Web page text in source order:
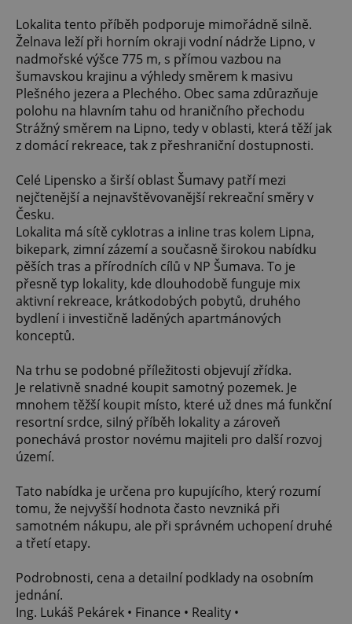
Lokalita tento příběh podporuje mimořádně silně.
Želnava leží při horním okraji vodní nádrže Lipno, v
nadmořské výšce 775 m, s přímou vazbou na
šumavskou krajinu a výhledy směrem k masivu
Plešného jezera a Plechého. Obec sama zdůrazňuje
polohu na hlavním tahu od hraničního přechodu
Strážný směrem na Lipno, tedy v oblasti, která těží jak
z domácí rekreace, tak z přeshraniční dostupnosti.
Celé Lipensko a širší oblast Šumavy patří mezi
nejčtenější a nejnavštěvovanější rekreační směry v
Česku.
Lokalita má sítě cyklotras a inline tras kolem Lipna,
bikepark, zimní zázemí a současně širokou nabídku
pěších tras a přírodních cílů v NP Šumava. To je
přesně typ lokality, kde dlouhodobě funguje mix
aktivní rekreace, krátkodobých pobytů, druhého
bydlení i investičně laděných apartmánových
konceptů.
Na trhu se podobné příležitosti objevují zřídka.
Je relativně snadné koupit samotný pozemek. Je
mnohem těžší koupit místo, které už dnes má funkční
resortní srdce, silný příběh lokality a zároveň
ponechává prostor novému majiteli pro další rozvoj
území.
Tato nabídka je určena pro kupujícího, který rozumí
tomu, že nejvyšší hodnota často nevzniká při
samotném nákupu, ale při správném uchopení druhé
a třetí etapy.
Podrobnosti, cena a detailní podklady na osobním
jednání.
Ing. Lukáš Pekárek • Finance • Reality •